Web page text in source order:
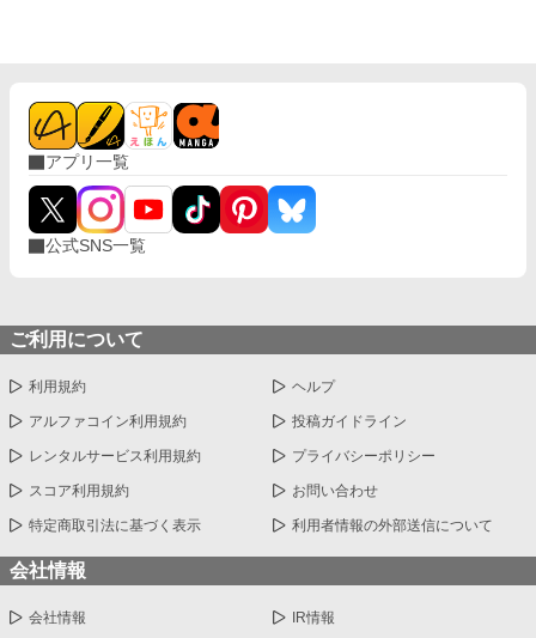
アプリ一覧
公式SNS一覧
ご利用について
利用規約 ヘルプ
アルファコイン利用規約 投稿ガイドライン
レンタルサービス利用規約 プライバシーポリシー
スコア利用規約 お問い合わせ
特定商取引法に基づく表示 利用者情報の外部送信について
会社情報
会社情報 IR情報